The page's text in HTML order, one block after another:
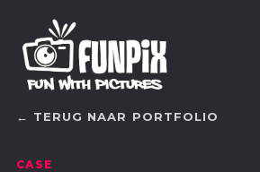
← TERUG NAAR PORTFOLIO
CASE